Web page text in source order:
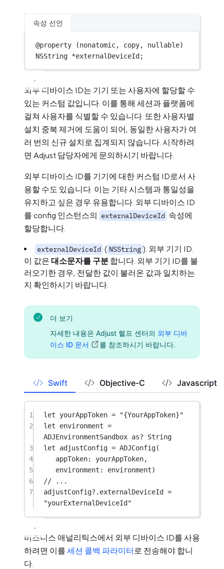
속성 선언
@property
NSString *externalDeviceId;
외부 디바이스 ID는 기기 또는 사용자에 할당할 수
있는 커스텀 값입니다. 이를 통해 세션과 플랫폼에
걸쳐 사용자를 식별할 수 있습니다. 또한 사용자별
설치 중복 제거에 도움이 되어, 동일한 사용자가 여
러 번의 신규 설치로 집계되지 않습니다. 시작하려
면 Adjust 담당자에게 문의하시기 바랍니다.
외부 디바이스 ID를 기기에 대한 커스텀 ID로서 사
용할 수도 있습니다. 이는 기타 시스템과 통일성을
유지하고 싶은 경우 유용합니다. 외부 디바이스 ID
를 config 인스턴스의 externalDeviceId 속성에
할당합니다.
externalDeviceId ( NSString ): 외부 기기 ID.
이 값은 대소문자를 구분 합니다. 외부 기기 ID를 불
러오기한 경우, 전달한 값이 불러온 값과 일치하는
지 확인하시기 바랍니다.
더 보기
자세한 내용은 Adjust 헬프 센터의 외부 디바
이스 ID 문서
를 참조하시기 바랍니다.
Swift Objective-C Javascript
1 let yourAppToken =
"{YourAppToken}"
2
let environment =
ADJEnvironmentSandbox as?
String
3
let adjustConfig = ADJConfig(
4
appToken: yourAppToken,
5
environment : environment)
6
// ...
7
adjustConfig? .externalDeviceId =
"yourExternalDeviceId"
비즈니스 애널리틱스에서 외부 디바이스 ID를 사용
하려면 이를 세션 콜백 파라미터로 전송해야 합니
다.